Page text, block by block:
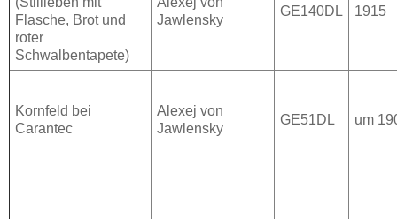
Flasche, Brot und
roter
Schwalbentapete)
Jawlensky
GE140DL 1915
Kornfeld bei
Carantec
Alexej von
Jawlensky
GE51DL um